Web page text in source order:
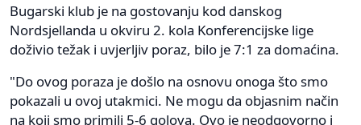
Bugarski klub je na gostovanju kod danskog
Nordsjellanda u okviru 2. kola Konferencijske lige
doživio težak i uvjerljiv poraz, bilo je 7:1 za domaćina.
"Do ovog poraza je došlo na osnovu onoga što smo
pokazali u ovoj utakmici. Ne mogu da objasnim način
na koji smo primili 5-6 golova. Ovo je neodgovorno i